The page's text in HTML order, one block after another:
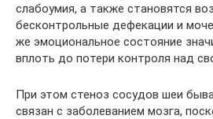
слабоумия, а также становятся
бесконтрольные дефекации и
же эмоциональное состояние
вплоть до потери контроля над
При этом стеноз сосудов шеи
связан с заболеванием мозга,